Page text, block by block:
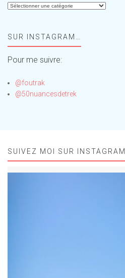
Aide-
!SUR INSTAGRAM…
Pour me suivre:
@foutrak
@50nuancesdetrek
SUIVEZ MOI SUR INSTAGRAM